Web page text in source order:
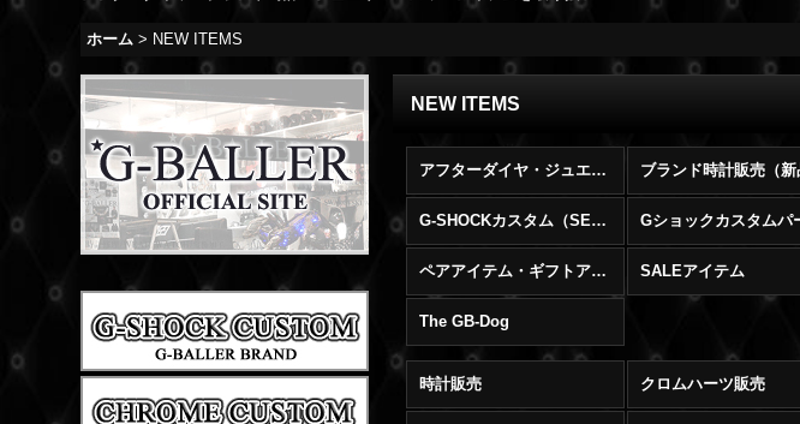
ホーム > NEW ITEMS
NEW ITEMS
アフターダイヤ・ジュエリーリフォーム
G-SHOCKカスタム（SET） Gショックカスタムパ
ペアアイテム・ギフトアイテム SALEアイテム
The GB-Dog
時計販売 クロムハーツ販売